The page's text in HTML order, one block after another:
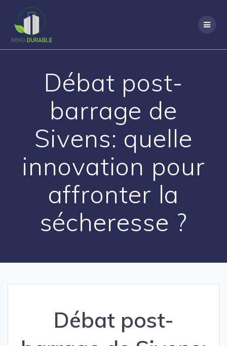
Débat post-
barrage de
Sivens: quelle
innovation pour
affronter la
sécheresse ?
Débat post-